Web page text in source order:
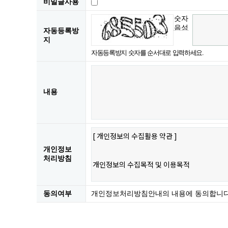
자동등록방
지
숫자
음성
자동등록방지 숫자를 순서대로 입력하세요.
내용
개인정보
처리방침
동의여부 개인정보처리방침안내의 내용에 동의합니